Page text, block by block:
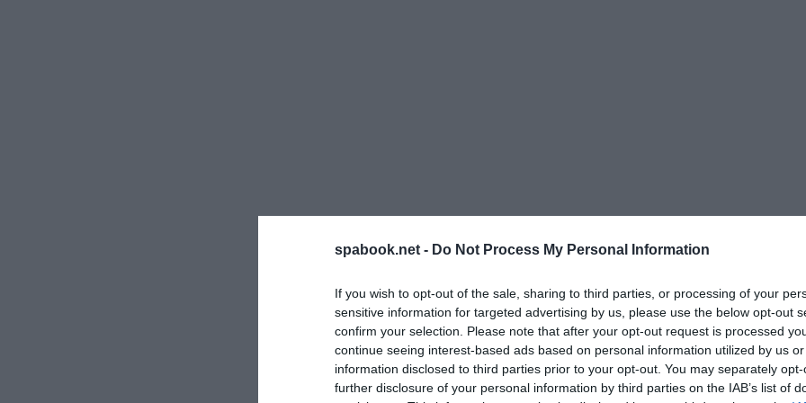
spabook.net - Do Not Process My Personal Information
If you wish to opt-out of the sale, sharing to third parties, or processing of your
sensitive information for targeted advertising by us, please use the below opt-out
confirm your selection. Please note that after your opt-out request is processed
continue seeing interest-based ads based on personal information utilized by us
information disclosed to third parties prior to your opt-out. You may separately
further disclosure of your personal information by third parties on the IAB’s list of